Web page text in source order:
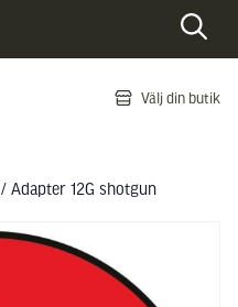
Välj din butik
/ Adapter 12G shotgun